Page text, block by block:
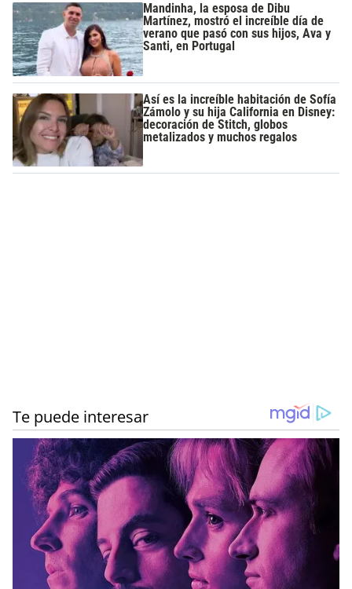
Mandinha, la esposa de Dibu
Martínez, mostró el increíble día de
verano que pasó con sus hijos, Ava y
Santi, en Portugal
Así es la increíble habitación de Sofía
Zámolo y su hija California en Disney:
decoración de Stitch, globos
metalizados y muchos regalos